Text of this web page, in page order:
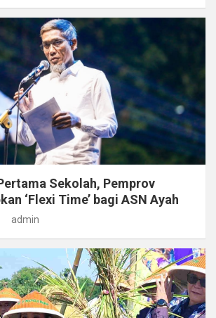
Sekolah, Pemprov
‘Flexi Time’ bagi ASN Ayah
admin